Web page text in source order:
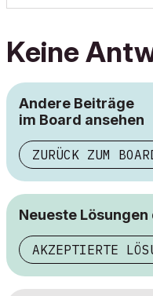
Keine
Andere Beiträge
im Board ansehen
ZURÜCK ZUM
Neueste
AKZEPTIERTE